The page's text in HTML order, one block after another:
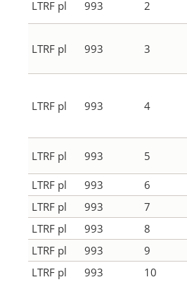
LTRF pl 993 2
LTRF pl 993 3
LTRF pl 993 4
LTRF pl 993 5
LTRF pl 993 6
LTRF pl
993 7
LTRF pl
993 8
LTRF pl
993 9
LTRF pl
993 10